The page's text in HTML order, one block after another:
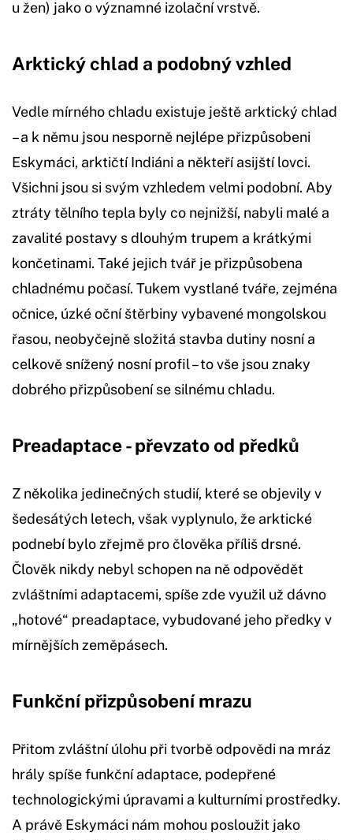
u žen) jako o významné izolační vrstvě.
Arktický chlad a podobný vzhled
Vedle mírného chladu existuje ještě arktický chlad
– a k němu jsou nesporně nejlépe přizpůsobeni
Eskymáci, arktičtí Indiáni a někteří asijští lovci.
Všichni jsou si svým vzhledem velmi podobní. Aby
ztráty tělního tepla byly co nejnižší, nabyli malé a
zavalité postavy s dlouhým trupem a krátkými
končetinami. Také jejich tvář je přizpůsobena
chladnému počasí. Tukem vystlané tváře, zejména
očnice, úzké oční štěrbiny vybavené mongolskou
řasou, neobyčejně složitá stavba dutiny nosní a
celkově snížený nosní profil – to vše jsou znaky
dobrého přizpůsobení se silnému chladu.
Preadaptace - převzato od předků
Z několika jedinečných studií, které se objevily v
šedesátých letech, však vyplynulo, že arktické
podnebí bylo zřejmě pro člověka příliš drsné.
Člověk nikdy nebyl schopen na ně odpovědět
zvláštními adaptacemi, spíše zde využil už dávno
„hotové“ preadaptace, vybudované jeho předky v
mírnějších zeměpásech.
Funkční přizpůsobení mrazu
Přitom zvláštní úlohu při tvorbě odpovědi na mráz
hrály spíše funkční adaptace, podepřené
technologickými úpravami a kulturními prostředky.
A právě Eskymáci nám mohou posloužit jako